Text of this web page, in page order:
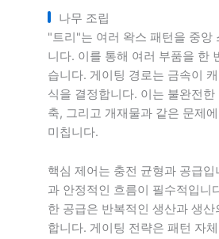
나무 조립
"트리"는 여러 왁스 패턴을 중앙
니다. 이를 통해 여러 부품을 한
습니다. 게이팅 경로는 금속이
식을 결정합니다. 이는 불완전한
축, 그리고 개재물과 같은 문제
미칩니다.
핵심 제어는 충전 균형과 공급
과 안정적인 흐름이 필수적입니
한 공급은 반복적인 생산과 생
합니다. 게이팅 전략은 패턴 자